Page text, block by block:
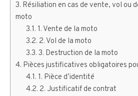
Résiliation en cas de vente, vol ou
moto
1. Vente de la moto
2. Vol de la moto
3. Destruction de la moto
Pièces justificatives obligatoires
1. Pièce d’identité
2. Justificatif de contrat